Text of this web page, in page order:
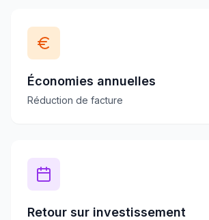
Économies annuelles
Réduction de facture
Retour sur investissement